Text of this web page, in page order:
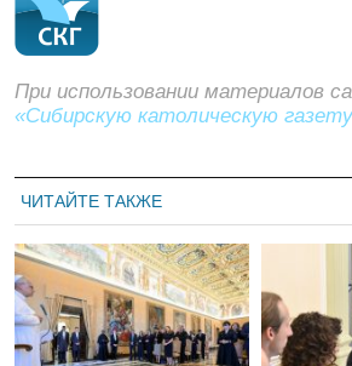
При использовании материалов
«Сибирскую католическую
ЧИТАЙТЕ ТАКЖЕ